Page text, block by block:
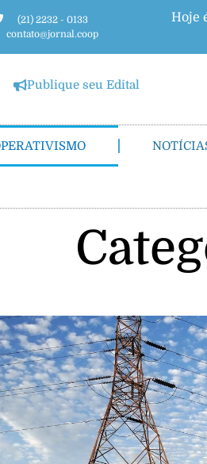
(21) 2232 - 0133
contato@jornal.coop
Hoje
Publique seu Edital